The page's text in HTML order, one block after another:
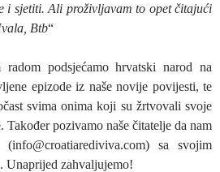
i sjetiti. Ali proživljavam to opet čitajući
Btb“
podsjećamo hrvatski narod na
epizode iz naše novije povijesti, te
svima onima koji su žrtvovali svoje
pozivamo naše čitatelje da nam
sa svojim
Unaprijed zahvaljujemo!